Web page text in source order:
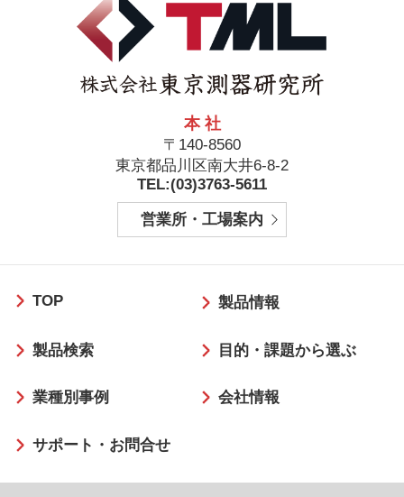
本 社
〒140-8560
東京都品川区南大井6-8-2
TEL:(03)3763-5611
営業所・工場案内
ッ
ー
TOP 製品情報
製品検索 目的・課題から選ぶ
業種別事例 会社情報
サポート・お問合せ